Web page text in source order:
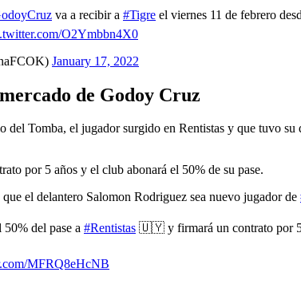
va a recibir a #Tigre el viernes 11 de febrero
O2Ymbbn4X0
January 17, 2022
de Godoy Cruz
del Tomba, el jugador surgido en Rentistas y que tuvo
por 5 años y el club abonará el 50% de su pase.
el delantero Salomon Rodriguez sea nuevo jugador de
50% del pase a #Rentistas 🇺🇾 y firmará un contrato por 5
MFRQ8eHcNB